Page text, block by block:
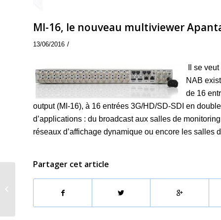
MI-16, le nouveau multiviewer
13/06/2016 /
Il se
NAB
de 16
output (MI-16), à 16 entrées 3G/HD/SD-SDI en
d’applications : du broadcast aux salles de
réseaux d’affichage dynamique ou encore les salles
Partager cet article